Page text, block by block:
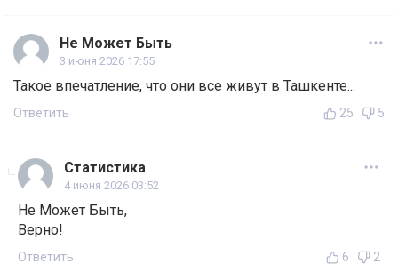
Не Может Быть
3 июня 2026 17:55
Такое впечатление, что они все живут в Ташкенте...
Ответить 25 5
Статистика
4 июня 2026 03:52
Не Может Быть,
Верно!
Ответить 6 2